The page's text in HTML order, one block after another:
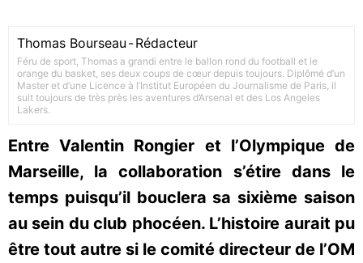
Thomas Bourseau -Rédacteur
Féru de sport, Thomas a grandi entre le ballon rond du football et le
orange du basket, ses deux coups de cœur depuis toujours. Diplômé d’un
Master et d’une Licence à l’Institut Européen du Journalisme de Paris, il
suit toujours de très près les aventures d’Arsenal et des Los Angeles
Lakers.
Entre Valentin Rongier et l’Olympique de
Marseille, la collaboration s’étire dans le
temps puisqu’il bouclera sa sixième saison
au sein du club phocéen. L’histoire aurait pu
être tout autre si le comité directeur de l’OM